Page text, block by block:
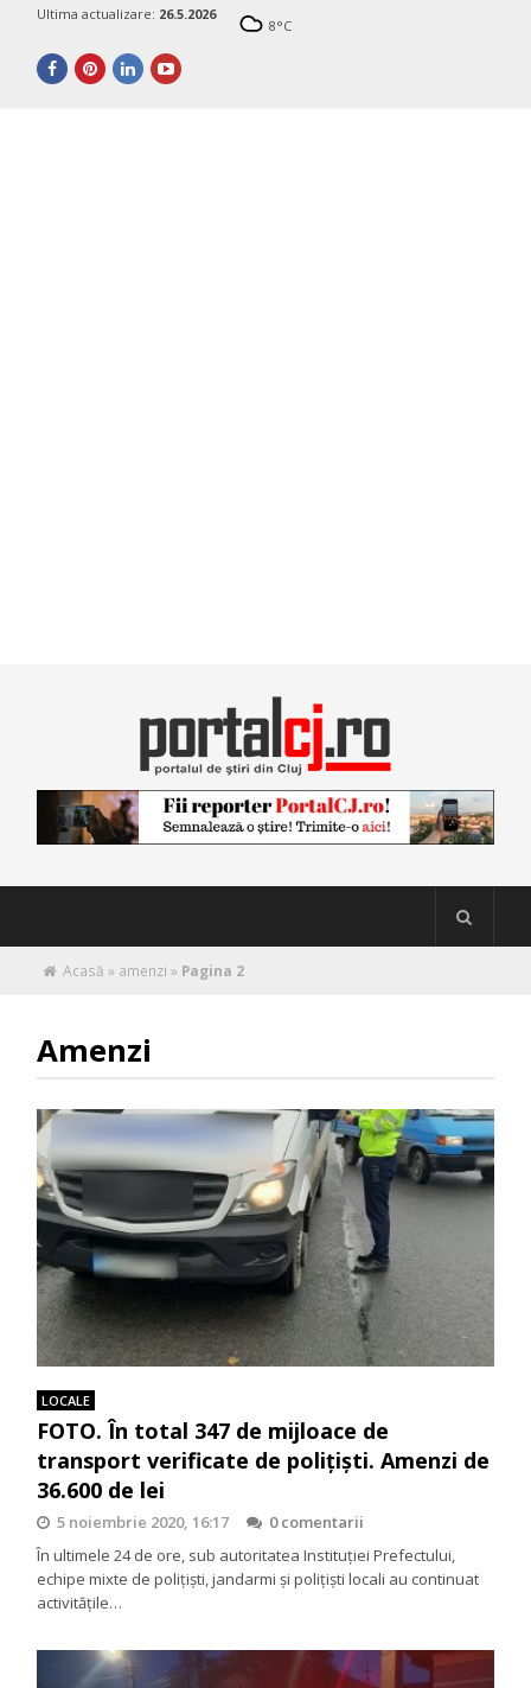
Ultima actualizare: 26.5.2026
8°C
Acasă » amenzi » Pagina 2
Amenzi
LOCALE
FOTO. În total 347 de mijloace de
transport verificate de polițiști. Amenzi de
36.600 de lei
5 noiembrie 2020, 16:17
0 comentarii
În ultimele 24 de ore, sub autoritatea Instituției Prefectului,
echipe mixte de polițiști, jandarmi și polițiști locali au continuat
activitățile…